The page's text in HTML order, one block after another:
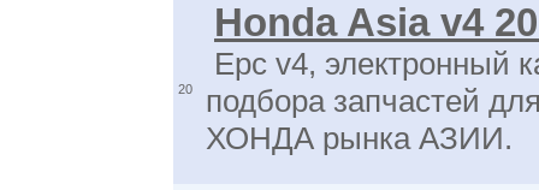
20
Honda Asia v4
Epc v4, электронный
подбора запчастей
ХОНДА рынка АЗИИ.